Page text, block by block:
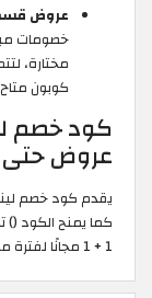
عروض
مختارة،
كوبون
عروض حتى 75% محدثة اليوم
1 + 1 مجانًا لفترة محدودة.